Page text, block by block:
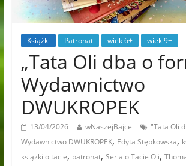
Książki Patronat wiek 6+ wiek 9+
„Tata Oli dba o
Wydawnictwo
DWUKROPEK
13/04/2026 wNaszejBajce
"Tata Oli
Wydawnictwo DWUKROPEK, Edyta Stępkowska,
książki o tacie, patronat, Seria o Tacie Oli,